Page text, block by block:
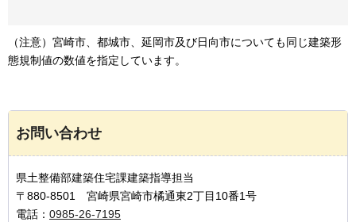
（注意）宮崎市、都城市、延岡市及び日向市についても同じ建築形
態規制値の数値を指定しています。
お問い合わせ
県土整備部建築住宅課建築指導担当
〒880-8501 宮崎県宮崎市橘通東2丁目10番1号
電話： 0985-26-7195